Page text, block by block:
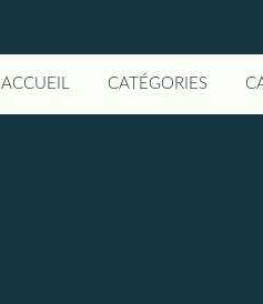
ACCUEIL CATÉGORIES